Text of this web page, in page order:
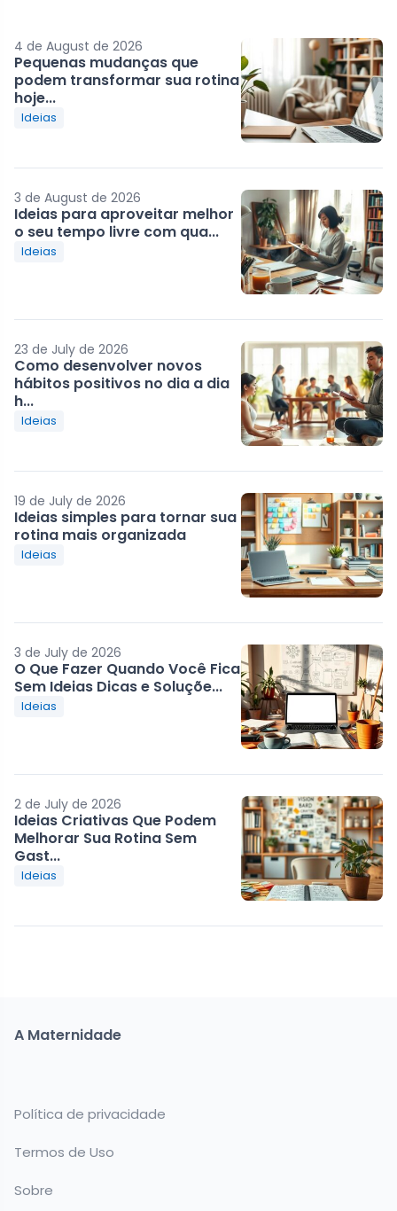
4 de August de 2026
Pequenas mudanças que
podem transformar sua rotina
hoje...
Ideias
3 de August de 2026
Ideias para aproveitar melhor
o seu tempo livre com qua...
Ideias
23 de July de 2026
Como desenvolver novos
hábitos positivos no dia a dia
h...
Ideias
19 de July de 2026
Ideias simples para tornar sua
rotina mais organizada
Ideias
3 de July de 2026
O Que Fazer Quando Você Fica
Sem Ideias Dicas e Soluçõe...
Ideias
2 de July de 2026
Ideias Criativas Que Podem
Melhorar Sua Rotina Sem
Gast...
Ideias
A Maternidade
Política de privacidade
Termos de Uso
Sobre